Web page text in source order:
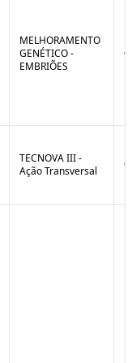
MELHORAMENTO
GENÉTICO -
EMBRIÕES
TECNOVA III -
Ação Transversal